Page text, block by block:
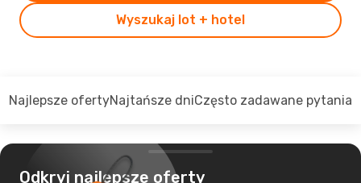
Wyszukaj lot + hotel
Najlepsze ofertyNajtańsze dniCzęsto zadawane pytania
Odkryj najlepsze oferty